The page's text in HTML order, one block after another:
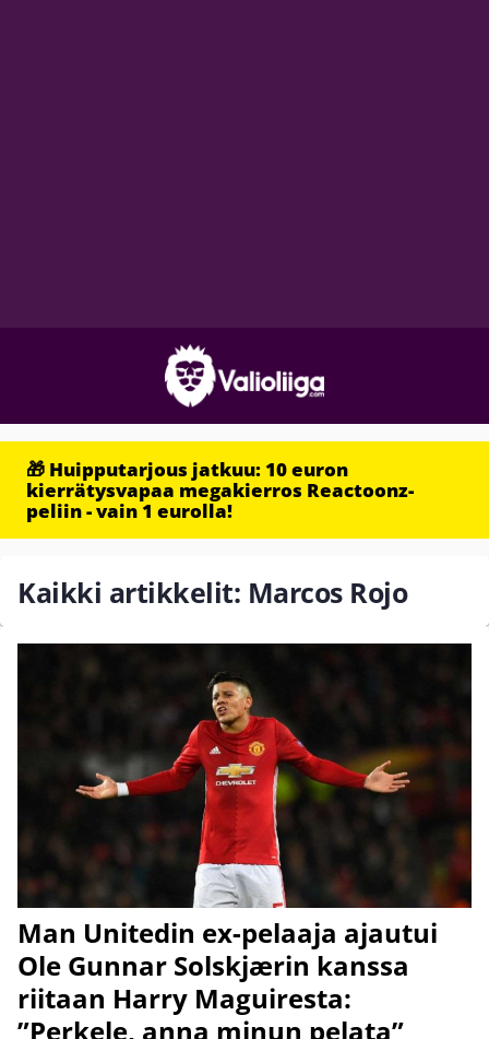
🎁 Huipputarjous jatkuu: 10 euron
kierrätysvapaa megakierros Reactoonz-
peliin - vain 1 eurolla!
Kaikki artikkelit: Marcos Rojo
Man Unitedin ex-pelaaja ajautui
Ole Gunnar Solskjærin kanssa
riitaan Harry Maguiresta:
”Perkele, anna minun pelata”